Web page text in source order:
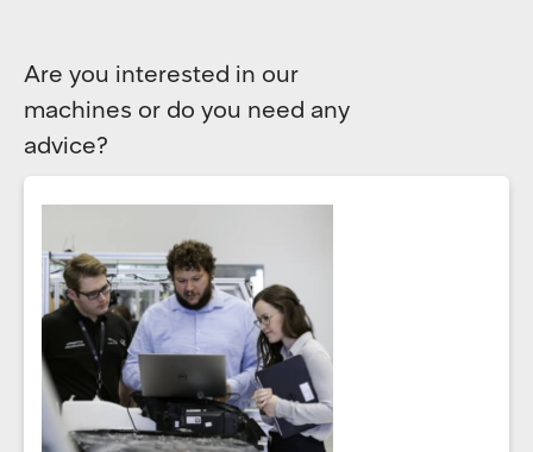
Are you interested in our
machines or do you need any
advice?